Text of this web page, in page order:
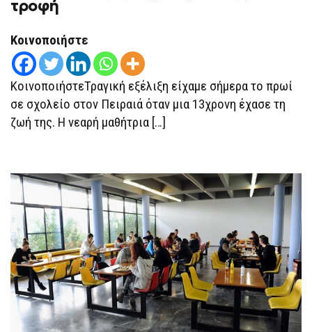
ΤΡΟΦΉ
τροφή
Κοινοποιήστε
ΚοινοποιήστεΤραγική εξέλιξη είχαμε σήμερα το πρωί
σε σχολείο στον Πειραιά όταν μια 13χρονη έχασε τη
ζωή της. Η νεαρή μαθήτρια […]